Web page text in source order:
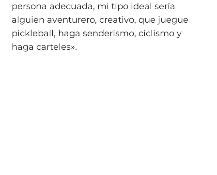
persona adecuada, mi tipo ideal sería
alguien aventurero, creativo, que juegue
pickleball, haga senderismo, ciclismo y
haga carteles».